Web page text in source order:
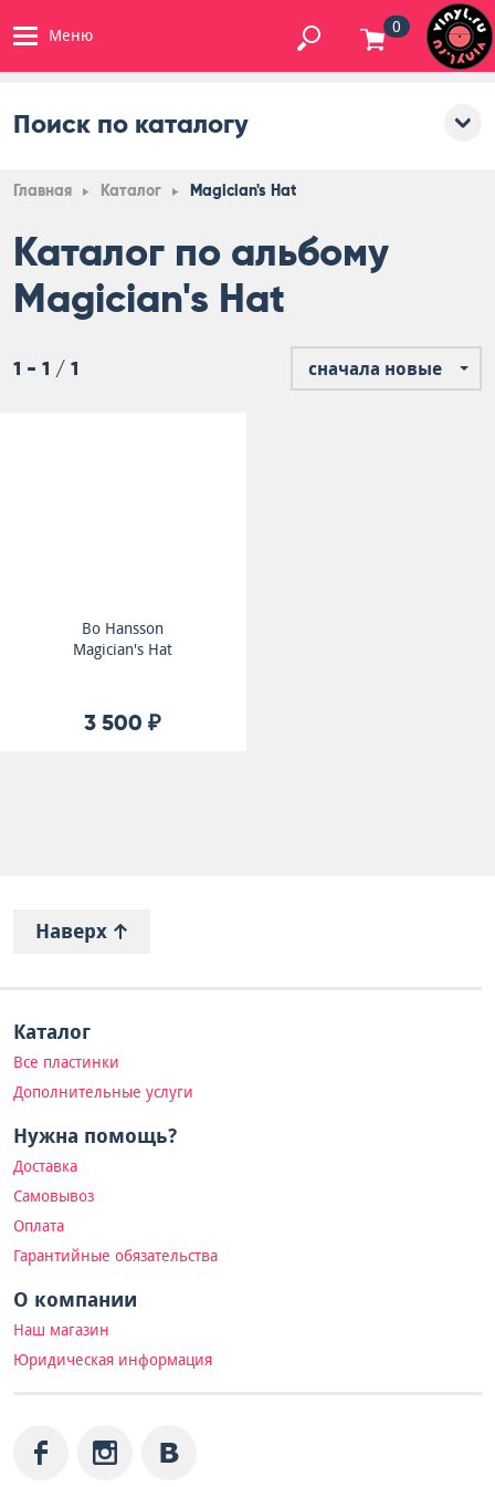
Меню 0
Поиск по каталогу
Главная Каталог Magician's Hat
Каталог по альбому
Magician's Hat
1 - 1 / 1 сначала новые
Bo Hansson
Magician's Hat
3 500 ₽
Наверх
Каталог
Все пластинки
Дополнительные услуги
Нужна помощь?
Доставка
Самовывоз
Оплата
Гарантийные обязательства
О компании
Наш магазин
Юридическая информация